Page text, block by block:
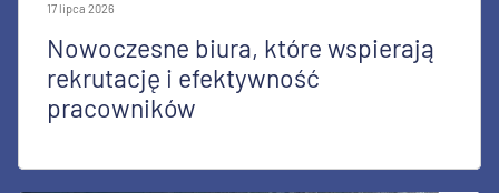
17 lipca 2026
Nowoczesne biura, które wspierają
rekrutację i efektywność
pracowników